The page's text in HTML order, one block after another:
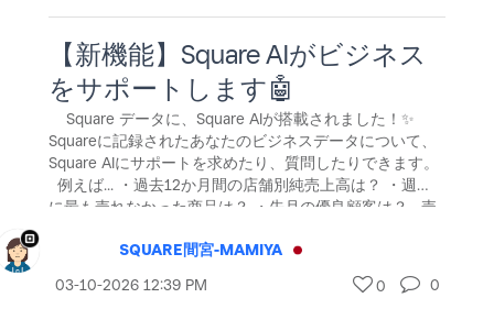
【新機能】Square AIがビジネス
をサポートします🤖
Square データに、Square AIが搭載されました！✨
Squareに記録されたあなたのビジネスデータについて、
Square AIにサポートを求めたり、質問したりできます。
例えば... ・過去12か月間の店舗別純売上高は？ ・週末
に最も売れなかった商品は？ ・先月の優良顧客は？ 売
使い方や機能など一般的な質問まで、AIがすぐにお答え
します。必要なデータをすばやく見つけ、時間をかけず
に分析。ビジネスの成長に Square AI をぜひお役立てく
SQUARE間宮-MAMIYA
‎03-10-2026 12:39 PM 0 0